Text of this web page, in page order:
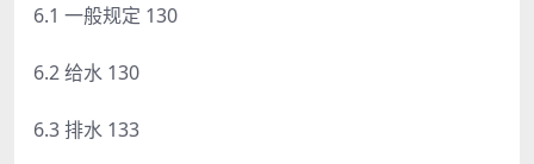
6.1 一般规定 130
6.2 给水 130
6.3 排水 133